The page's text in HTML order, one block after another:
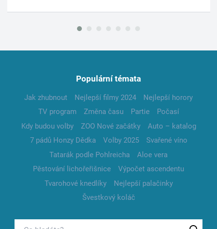
Populární témata
Jak zhubnout Nejlepší filmy 2024
Nejlepší horory
TV program
Změna času Partie
Počasí
Kdy budou volby
ZOO Nové začátky
Auto – katalog
7 pádů Honzy Dědka
Volby 2025
Svařené víno
Tatarák podle Pohlreicha
Aloe vera
Pěstování lichořeřišnice
Výpočet ascendentu
Tvarohové knedlíky
Nejlepší palačinky
Švestkový koláč